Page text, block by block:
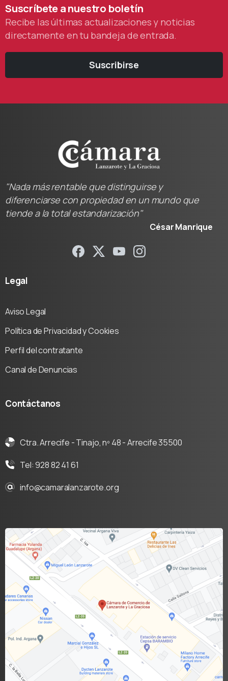
Suscríbeteanuestro boletín
Recibe las últimas actualizaciones y noticias
directamente en tu bandeja de entrada.
Suscribirse
"Nada más rentable que distinguirse y
diferenciarse con propiedad en un mundo que
tiende a la total estandarización"
César Manrique
Legal
Aviso Legal
Política de Privacidad y Cookies
Perfil del contratante
Canal de Denuncias
Contáctanos
Ctra. Arrecife - Tinajo, nº 48 - Arrecife 35500
Tel: 928 82 41 61
info@camaralanzarote.org